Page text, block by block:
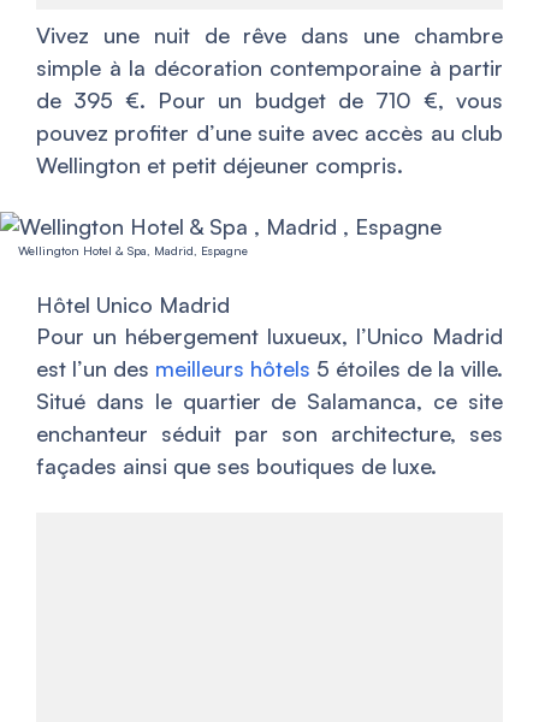
Vivez une nuit de rêve dans une chambre
simple à la décoration contemporaine à partir
de 395 €. Pour un budget de 710 €, vous
pouvez profiter d’une suite avec accès au club
Wellington et petit déjeuner compris.
Wellington Hotel & Spa, Madrid, Espagne
Hôtel Unico Madrid
Pour un hébergement luxueux, l’Unico Madrid
est l’un des meilleurs hôtels 5 étoiles de la ville.
Situé dans le quartier de Salamanca, ce site
enchanteur séduit par son architecture, ses
façades ainsi que ses boutiques de luxe.